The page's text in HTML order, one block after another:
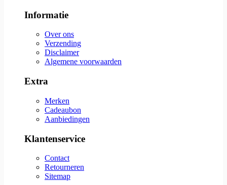
Informatie
Over ons
Verzending
Disclaimer
Algemene voorwaarden
Extra
Merken
Cadeaubon
Aanbiedingen
Klantenservice
Contact
Retourneren
Sitemap